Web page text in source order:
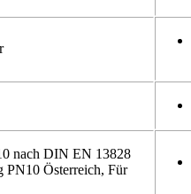
nach DIN EN 13828
PN10 Österreich, Für